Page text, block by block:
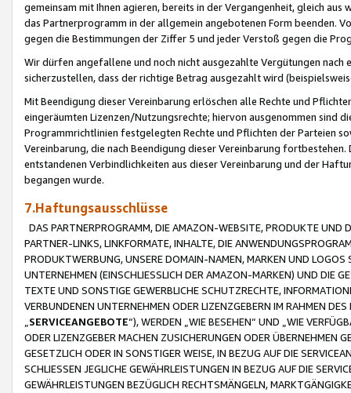
gemeinsam mit Ihnen agieren, bereits in der Vergangenheit, gleich
das Partnerprogramm in der allgemein angebotenen Form beenden.
gegen die Bestimmungen der Ziffer 5 und jeder Verstoß gegen die
Wir dürfen angefallene und noch nicht ausgezahlte Vergütungen
sicherzustellen, dass der richtige Betrag ausgezahlt wird
Mit Beendigung dieser Vereinbarung erlöschen alle Rechte und
eingeräumten Lizenzen/Nutzungsrechte; hiervon ausgenommen sind
Programmrichtlinien festgelegten Rechte und Pflichten der Parteien
Vereinbarung, die nach Beendigung dieser Vereinbarung
entstandenen Verbindlichkeiten aus dieser Vereinbarung und der
begangen wurde.
7.Haftungsausschlüsse
DAS PARTNERPROGRAMM, DIE AMAZON-WEBSITE, PRODUKTE UND
PARTNER-LINKS, LINKFORMATE, INHALTE, DIE
PRODUKTWERBUNG, UNSERE DOMAIN-NAMEN, MARKEN UND
UNTERNEHMEN (EINSCHLIESSLICH DER AMAZON-MARKEN) UND DIE
TEXTE UND SONSTIGE GEWERBLICHE SCHUTZRECHTE,
VERBUNDENEN UNTERNEHMEN ODER LIZENZGEBERN IM RAHMEN
SERVICEANGEBOTE“), WERDEN „WIE BESEHEN“ UND „WIE
ODER LIZENZGEBER MACHEN ZUSICHERUNGEN ODER ÜBERNEHMEN
GESETZLICH ODER IN SONSTIGER WEISE, IN BEZUG AUF DIE
SCHLIESSEN JEGLICHE GEWÄHRLEISTUNGEN IN BEZUG AUF DIE
GEWÄHRLEISTUNGEN BEZÜGLICH RECHTSMÄNGELN,